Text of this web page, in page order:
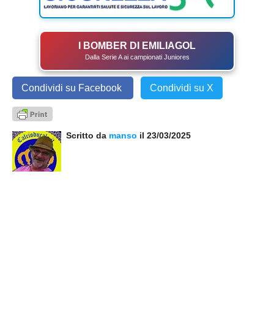
I BOMBER DI EMILIAGOL
Dalla Serie A ai campionati Juniores
Condividi su Facebook Condividi su X
Scritto da manso il 23/03/2025